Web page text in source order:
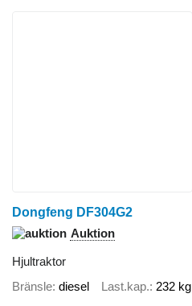
Dongfeng DF304G2
Auktion
Hjultraktor
Bränsle diesel Last.kap. 232 kg